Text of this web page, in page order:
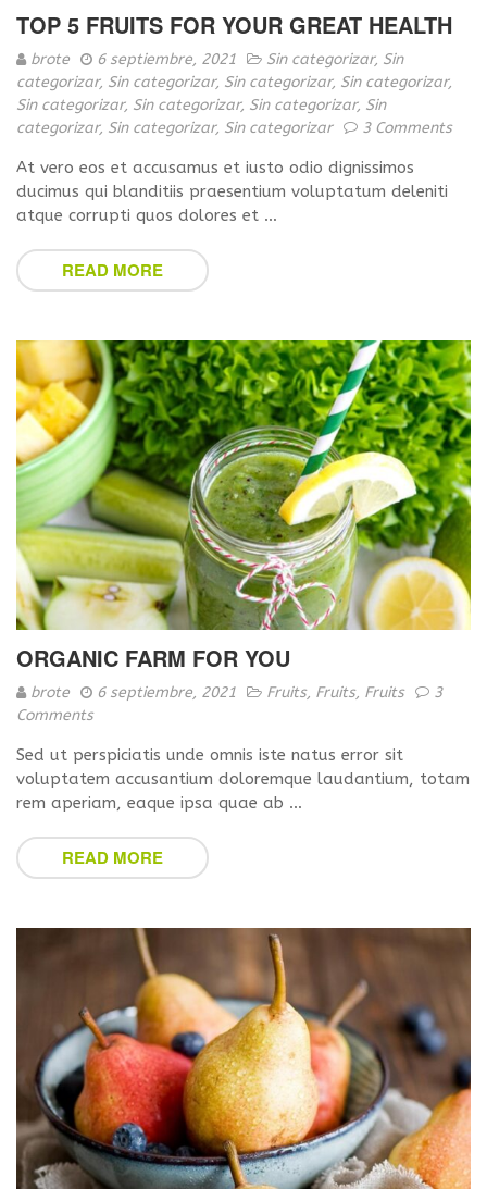
TOP 5 FRUITS FOR YOUR GREAT HEALTH
brote 6 septiembre, 2021 Sin categorizar, Sin
categorizar, Sin categorizar, Sin categorizar, Sin categorizar,
Sin categorizar, Sin categorizar, Sin categorizar, Sin
categorizar, Sin categorizar, Sin categorizar 3 Comments
At vero eos et accusamus et iusto odio dignissimos
ducimus qui blanditiis praesentium voluptatum deleniti
atque corrupti quos dolores et …
READ MORE
ORGANIC FARM FOR YOU
brote 6 septiembre, 2021 Fruits, Fruits, Fruits
3
Comments
Sed ut perspiciatis unde omnis iste natus error sit
voluptatem accusantium doloremque laudantium, totam
rem aperiam, eaque ipsa quae ab …
READ MORE